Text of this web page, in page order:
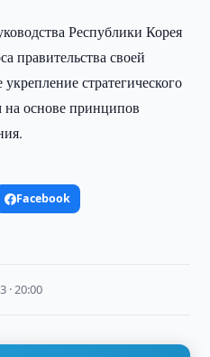
Республики Корея
правительства своей
стратегического
на основе принципов
Facebook
· 20:00